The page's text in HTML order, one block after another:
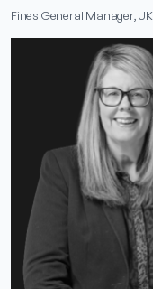
Fines General Manager, UK